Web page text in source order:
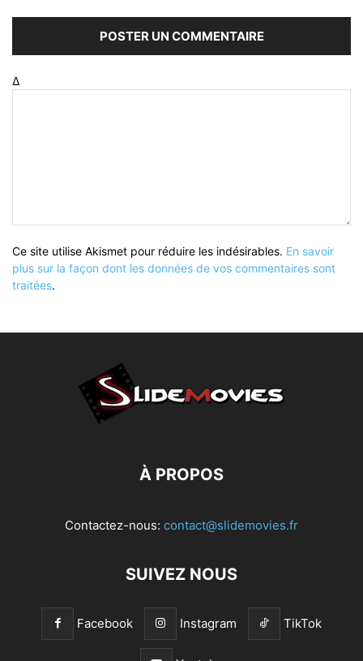
Δ
Ce site utilise Akismet pour réduire les indésirables. En savoir
plus sur la façon dont les données de vos commentaires sont
traitées.
À PROPOS
Contactez-nous: contact@slidemovies.fr
SUIVEZ NOUS
Facebook Instagram TikTok